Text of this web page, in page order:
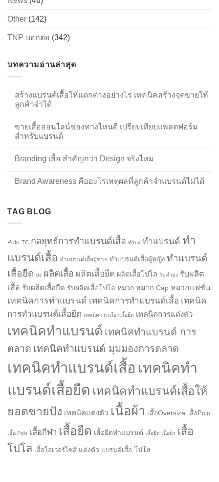
Other (142)
TNP บอกต่อ (342)
บทความอ่านล่าสุด
สร้างแบรนด์เสื้อให้แตกต่างอย่างไร เทคนิคสร้างจุดขายให้
ลูกค้าจำได้
ขายเสื้อออนไลน์ช่องทางไหนดี เปรียบเทียบแพลตฟอร์ม
สำหรับแบรนด์
Branding เสื้อ สำคัญกว่า Design จริงไหม
Brand Awareness คืออะไรเหตุผลที่ลูกค้าจำแบรนด์ไม่ได้
TAG BLOG
Polo TC กลยุทธ์การทำแบรนด์เสื้อ ทำบง ทำแบรนด์ ทำ
แบรนด์เสื้อ ทำแบรนด์เสื้อผู้ชาย ทำแบรนด์เสื้อผู้หญิง ทำแบรนด์
เสื้อยืด บง ผลิตเสื้อ ผลิตเสื้อยืด ผลิตเสื้อโปโล รับทำบง รับผลิต
เสื้อ รับผลิตเสื้อยืด รับผลิตเสื้อโปโล หมวก หมวก Cap หมวกแฟชั่น
เทคนิคการทำแบรนด์ เทคนิคการทำแบรนด์เสื้อ เทคนิค
การทำแบรนด์เสื้อยืด เทคนิคการเลือกเสื้อยืด เทคนิคการแต่งตัว
เทคนิคทำแบรนด์ เทคนิคทำแบรนด์ การ
ตลาด เทคนิคทำแบรนด์ มุมมองการตลาด
เทคนิคทำแบรนด์เสื้อ เทคนิคทำ
แบรนด์เสื้อยืด เทคนิคทำแบรนด์เสื้อให้
ยอดขายปัง เทคนิคแต่งตัว เนื้อผ้า เสื้อOversize เสื้อPolo
เสื้อ Polo เสื้อกีฬา เสื้อยืด เสื้อยืดทำแบรนด์ เสื้อยืด เนื้อผ้า เสื้อ
โปโล เสื้อโอเวอร์ไซส์ แต่งตัว แบรนด์เสื้อ โปโล